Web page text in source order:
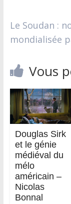
Le Soudan :
mondialisée
Vous
Douglas Sirk
et le génie
médiéval du
mélo
américain –
Nicolas
Bonnal